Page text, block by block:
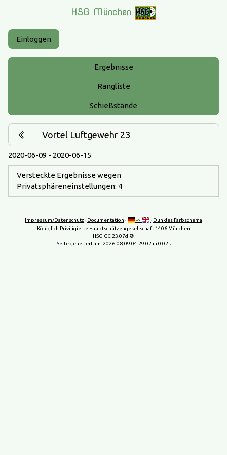
HSG München
Einloggen
Ergebnisse
Rangliste
Schießstände
Vortel Luftgewehr 23
2020-06-09 - 2020-06-15
Versteckte Ergebnisse wegen
Privatsphäreneinstellungen: 4
Impressum/Datenschutz· Documentation · -> · Dunkles Farbschema
Königlich Priviligierte Hauptschützengesellschaft 1406 München
HSG CC 23.07d
Seite generiert am: 2026-08-09 04:29:02in 0.02s